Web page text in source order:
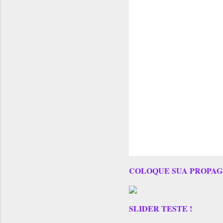
COLOQUE SUA
SLIDER TESTE !